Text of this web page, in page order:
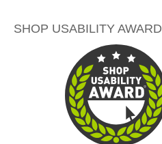
SHOP USABILITY AWARD